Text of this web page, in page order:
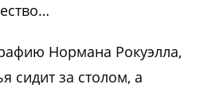
Нормана Рокуэлла,
сидит за столом, а